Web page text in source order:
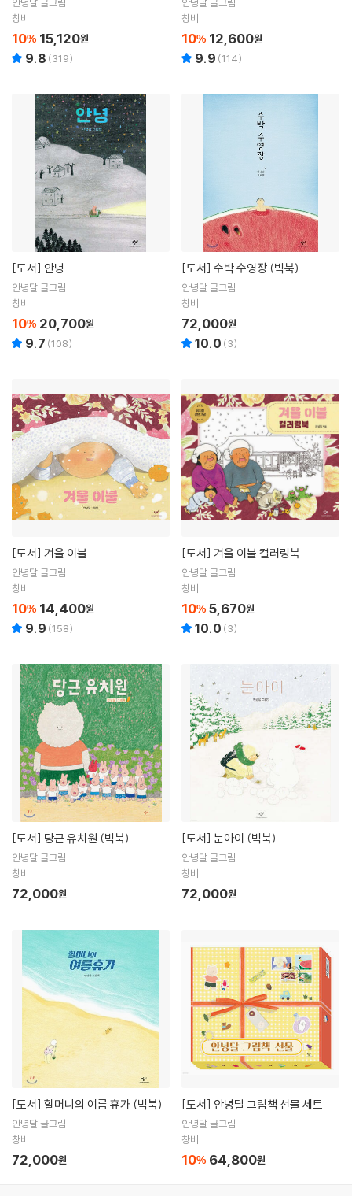
창비
10% 15,120원
9.8 (319)
창비
10% 12,600원
9.9 (114)
[도서] 안녕
안녕달 글그림
창비
10% 20,700원
9.7 (108)
[도서] 수박 수영장 (빅북)
안녕달 글그림
창비
72,000원
10.0 (3)
[도서] 겨울 이불
안녕달 글그림
창비
10% 14,400원
9.9 (158)
[도서] 겨울 이불 컬러링북
안녕달 글그림
창비
10% 5,670원
10.0 (3)
[도서] 당근 유치원 (빅북)
안녕달 글그림
창비
72,000원
[도서] 눈아이 (빅북)
안녕달 글그림
창비
72,000원
[도서] 할머니의 여름 휴가 (빅북)
안녕달 글그림
창비
72,000원
[도서] 안녕달 그림책 선물 세트
안녕달 글그림
창비
10% 64,800원